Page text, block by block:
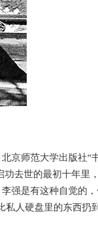
京师范大学出版社“
功去世的最初十年里
强是有这种自觉的
私人硬盘里的东西扔